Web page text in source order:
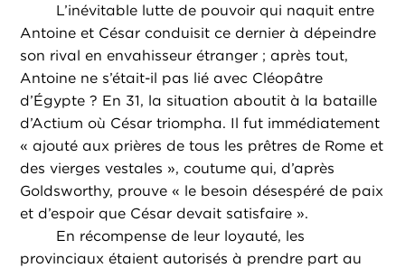
L’inévitable lutte de pouvoir qui naquit entre
Antoine et César conduisit ce dernier à dépeindre
son rival en envahisseur étranger ; après tout,
Antoine ne s’était-il pas lié avec Cléopâtre
d’Égypte ? En 31, la situation aboutit à la bataille
d’Actium où César triompha. Il fut immédiatement
« ajouté aux prières de tous les prêtres de Rome et
des vierges vestales », coutume qui, d’après
Goldsworthy, prouve « le besoin désespéré de paix
et d’espoir que César devait satisfaire ».
En récompense de leur loyauté, les
provinciaux étaient autorisés à prendre part au